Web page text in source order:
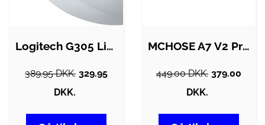
Logitech G305 Lightspeed - Trådløs…
389.95 DKK. 329.95
DKK.
MCHOSE A7 V2 Pro Trødløs Gaming Mus - 8K…
449.00 DKK. 379.00
DKK.